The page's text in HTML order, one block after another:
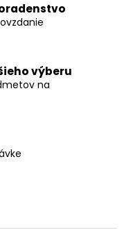
výberu
na